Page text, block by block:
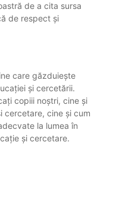
de a cita sursa
de respect și
care găzduiește
și cercetării.
copiii noștri, cine și
cercetare, cine și cum
la lumea în
și cercetare.